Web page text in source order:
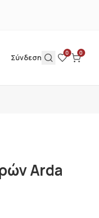
Σύνδεση
0 0
Arda